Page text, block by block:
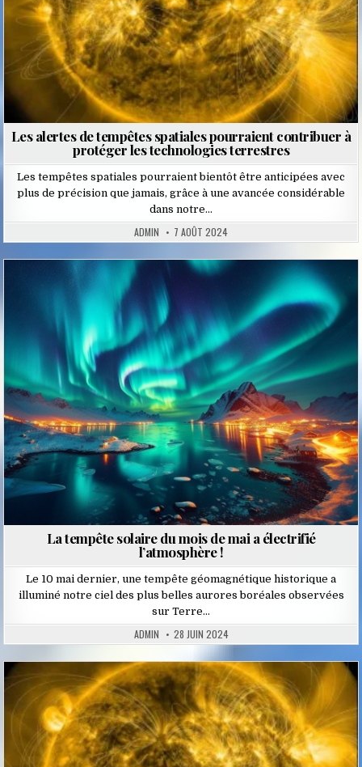
Les alertes de tempêtes spatiales pourraient contribuer à
protéger les technologies terrestres
Les tempêtes spatiales pourraient bientôt être anticipées avec
plus de précision que jamais, grâce à une avancée considérable
dans notre…
ADMIN 7 AOÛT 2024
Posted
in
La tempête solaire du mois de mai a électrifié
l’atmosphère !
Le 10 mai dernier, une tempête géomagnétique historique a
illuminé notre ciel des plus belles aurores boréales observées
sur Terre…
ADMIN 28 JUIN 2024
Posted
in